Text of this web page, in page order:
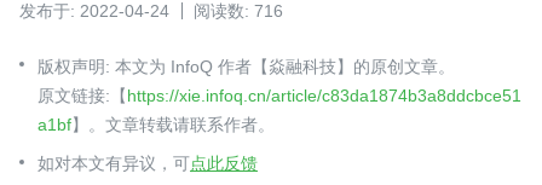
发布于: 2022-04-24 阅读数: 716
版权声明: 本文为 InfoQ 作者【焱融科技】的原创文章。
原文链接:【https://xie.infoq.cn/article/c83da1874b3a8ddcbce51
a1bf】。文章转载请联系作者。
如对本文有异议，可点此反馈